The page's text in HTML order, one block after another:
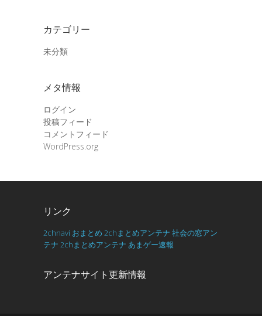
カテゴリー
未分類
メタ情報
ログイン
投稿フィード
コメントフィード
WordPress.org
リンク
2chnavi おまとめ 2chまとめアンテナ 社会の窓アン
テナ 2chまとめアンテナ あまゲー速報
アンテナサイト更新情報